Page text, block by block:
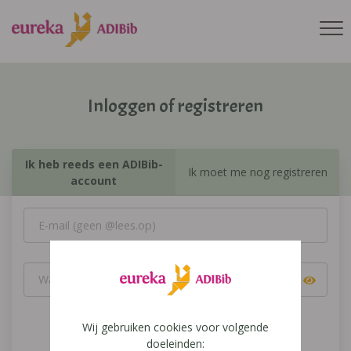
Inloggen of registreren
Ik heb reeds een ADIBib-
account
Ik moet me nog registreren
Inloggen
Wij gebruiken cookies voor volgende
doeleinden: